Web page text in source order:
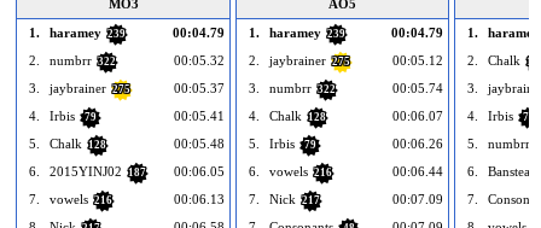
MO3
1.
haramey 239
00:04.79
2.
numbrr 322
00:05.32
3.
jaybrainer 275
00:05.37
4.
Irbis 79
00:05.41
5.
Chalk 128
00:05.48
6.
2015YINJ02 187
00:06.05
7.
vowels 216
00:06.13
AO5
1.
haramey 239
00:04.79
2.
jaybrainer 275
00:05.12
3.
numbrr 322
00:05.74
4.
Chalk 128
00:06.07
5.
Irbis 79
00:06.26
6.
vowels 216
00:06.44
7.
Nick 217
00:07.09
1.
haramey
2.
Chalk
3.
4.
Irbis 79
5. numbrr
6.
Banstead
7.